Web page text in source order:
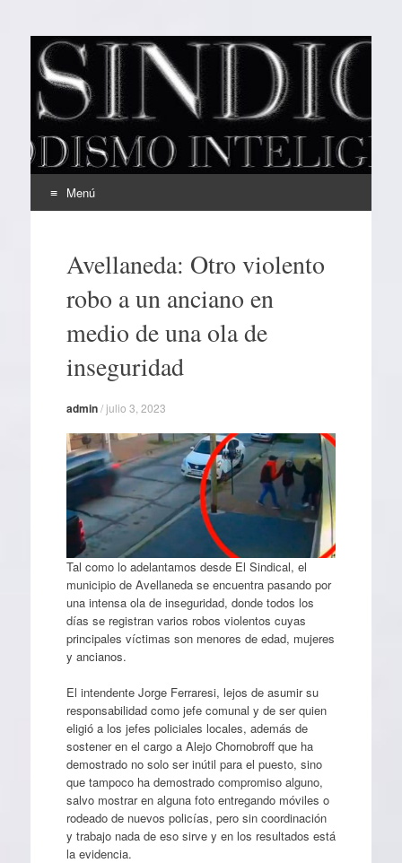
EL SINDICAL
Periodismo Inteligente
Menú
contenidoAvellaneda: Otro violento
robo a un anciano en
medio de una ola de
inseguridad
admin/julio 3, 2023
Tal como lo adelantamos desde El Sindical, el
municipio de Avellaneda se encuentra pasando por
una intensa ola de inseguridad, donde todos los
días se registran varios robos violentos cuyas
principales víctimas son menores de edad, mujeres
y ancianos.
El intendente Jorge Ferraresi, lejos de asumir su
responsabilidad como jefe comunal y de ser quien
eligió a los jefes policiales locales, además de
sostener en el cargo a Alejo Chornobroff que ha
demostrado no solo ser inútil para el puesto, sino
que tampoco ha demostrado compromiso alguno,
salvo mostrar en alguna foto entregando móviles o
rodeado de nuevos policías, pero sin coordinación
y trabajo nada de eso sirve y en los resultados está
la evidencia.